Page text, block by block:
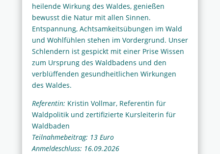
heilende Wirkung des Waldes, genießen
bewusst die Natur mit allen Sinnen.
Entspannung, Achtsamkeitsübungen im Wald
und Wohlfühlen stehen im Vordergrund. Unser
Schlendern ist gespickt mit einer Prise Wissen
zum Ursprung des Waldbadens und den
verblüffenden gesundheitlichen Wirkungen
des Waldes.
Referentin: Kristin Vollmar, Referentin für
Waldpolitik und zertifizierte Kursleiterin für
Waldbaden
Teilnahmebeitrag: 13 Euro
Anmeldeschluss: 16.09.2026